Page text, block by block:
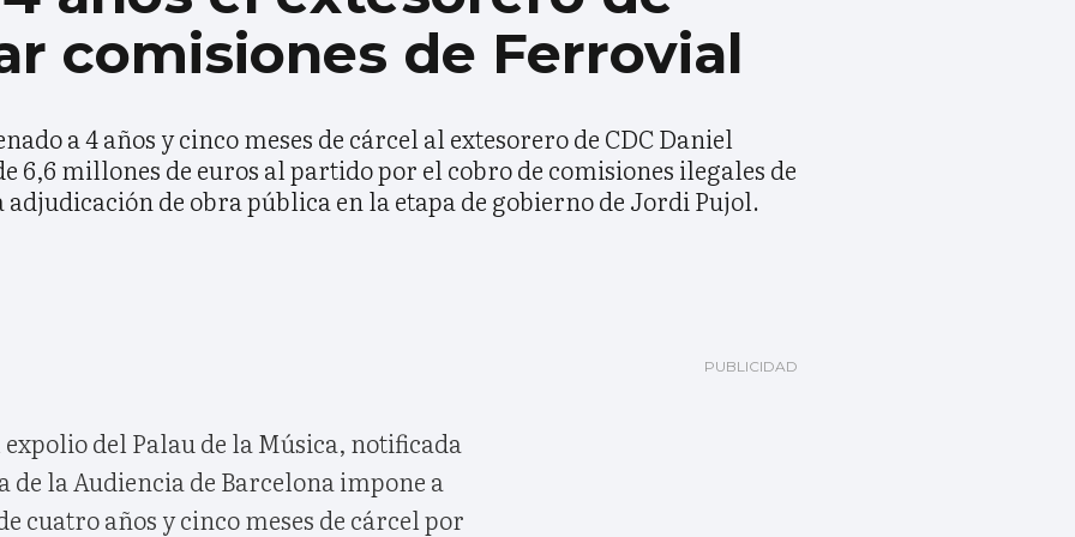
comisiones de Ferrovial
a 4 años y cinco meses de cárcel al extesorero de CDC Daniel
6,6 millones de euros al partido por el cobro de comisiones ilegales de
de obra pública en la etapa de gobierno de Jordi Pujol.
del Palau de la Música, notificada
de la Audiencia de Barcelona impone a
cuatro años y cinco meses de cárcel por